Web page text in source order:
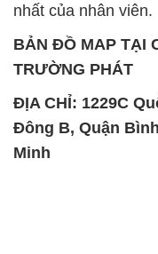
nhất của nhân viên.
BẢN ĐỒ MAP TẠI
TRƯỜNG PHÁT
ĐỊA CHỈ: 1229C
Đông B, Quận
Minh